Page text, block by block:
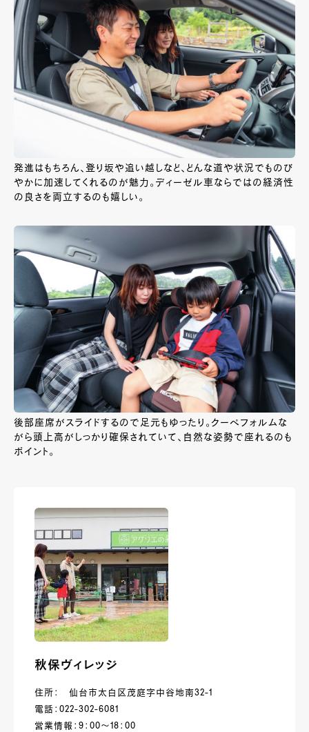
発進はもちろん、登り坂や追い越しなど、どんな道や状況でものび
やかに加速してくれるのが魅力。ディーゼル車ならではの経済性
の良さを両立するのも嬉しい。
後部座席がスライドするので足元もゆったり。クーペフォルムな
がら頭上高がしっかり確保されていて、自然な姿勢で座れるのも
ポイント。
秋保ヴィレッジ
住所： 仙台市太白区茂庭字中谷地南32-1
電話：022-302-6081
営業情報：9：00～18：00